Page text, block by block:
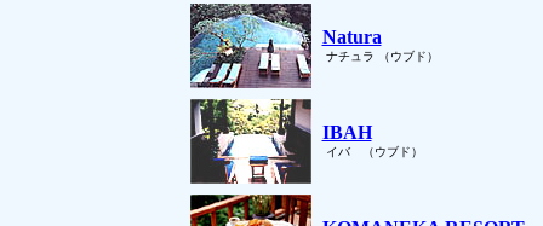
Natura
ナチュラ （ウブド）
IBAH
イバ （ウブド）